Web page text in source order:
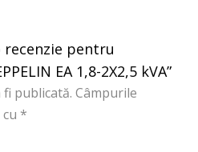
pentru
EA 1,8-2X2,5 kVA”
fi publicată. Câmpurile
*